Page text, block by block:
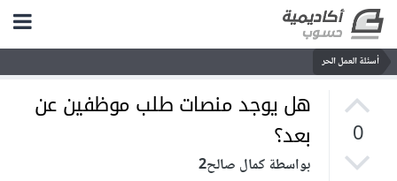
أسئلة العمل الحر
0
هل يوجد منصات طلب موظفين عن
بعد؟
بواسطة كمال صالح2